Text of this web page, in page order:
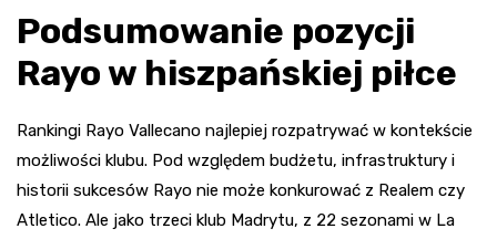
Podsumowanie pozycji
Rayo w hiszpańskiej piłce
Rankingi Rayo Vallecano najlepiej rozpatrywać w kontekście
możliwości klubu. Pod względem budżetu, infrastruktury i
historii sukcesów Rayo nie może konkurować z Realem czy
Atletico. Ale jako trzeci klub Madrytu, z 22 sezonami w La